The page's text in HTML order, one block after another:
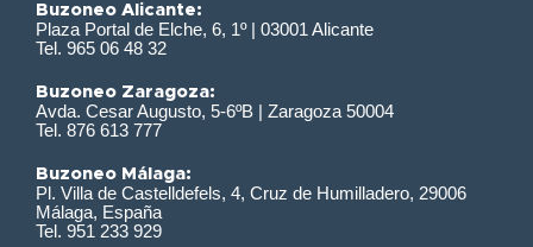
Buzoneo Alicante:
Plaza Portal de Elche, 6, 1º | 03001 Alicante
Tel. 965 06 48 32
Buzoneo Zaragoza:
Avda. Cesar Augusto, 5-6ºB | Zaragoza 50004
Tel. 876 613 777
Buzoneo Málaga:
Pl. Villa de Castelldefels, 4, Cruz de Humilladero, 29006
Málaga, España
Tel. 951 233 929